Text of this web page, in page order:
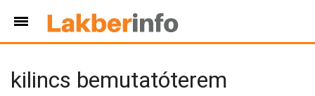
kilincs bemutatóterem